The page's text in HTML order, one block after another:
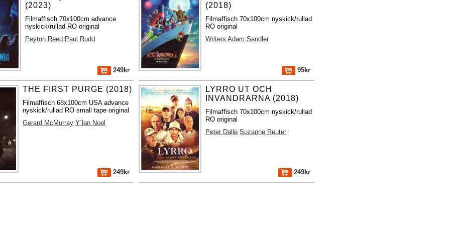
(2023)
Filmaffisch 70x100cm advance
nyskick/rullad RO original
Peyton Reed Paul Rudd
249kr
(2018)
Filmaffisch 70x100cm nyskick/rullad
RO original
Writers Adam Sandler
95kr
THE FIRST PURGE (2018)
Filmaffisch 68x100cm USA advance
nyskick/rullad RO small tape original
Gerard McMurray Y´lan Noel
249kr
LYRRO UT OCH
INVANDRARNA (2018)
Filmaffisch 70x100cm nyskick/rullad
RO original
Peter Dalle Suzanne Reuter
249kr